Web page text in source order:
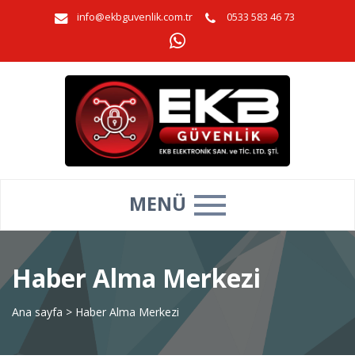
info@ekbguvenlik.com.tr 0533 583 46 73
MENÜ
Haber Alma Merkezi
Ana sayfa > Haber Alma Merkezi